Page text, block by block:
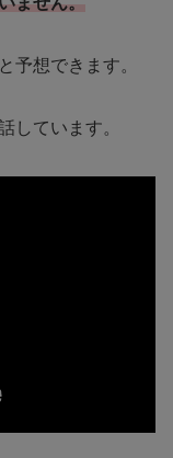
予想できます。
しています。